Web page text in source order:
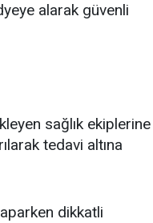
alarak güvenli
sağlık ekiplerine
tedavi altına
dikkatli